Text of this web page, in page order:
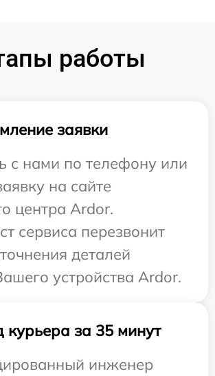
работы
заявки
с нами по телефону или
на сайте
центра Ardor.
сервиса перезвонит
деталей
устройства Ardor.
курьера за 35 минут
инженер